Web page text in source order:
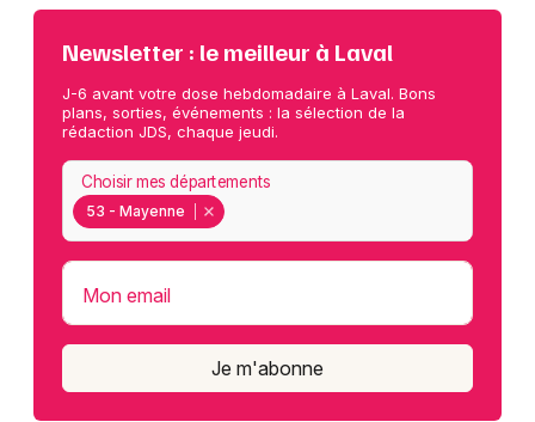
Newsletter : le meilleur à Laval
J-6 avant votre dose hebdomadaire à Laval. Bons
plans, sorties, événements : la sélection de la
rédaction JDS, chaque jeudi.
53 - Mayenne
Choisir mes départements
Mon email
Je m'abonne